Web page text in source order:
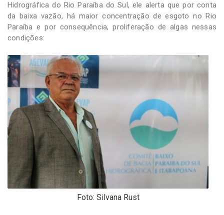
Hidrográfica do Rio Paraíba do Sul, ele alerta que por conta
da baixa vazão, há maior concentração de esgoto no Rio
Paraíba e por consequência, proliferação de algas nessas
condições:
Foto: Silvana Rust